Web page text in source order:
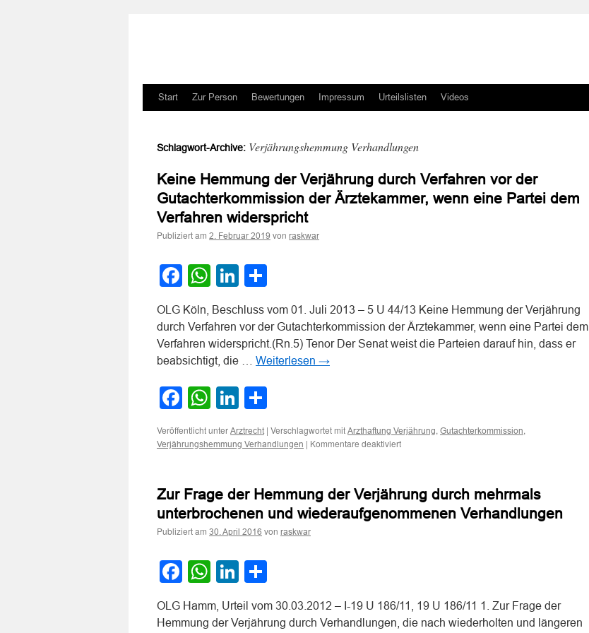
Zum
springen
Start Zur Person Bewertungen Impressum Urteilslisten Videos
Schlagwort-Archive: Verjährungshemmung Verhandlungen
Keine Hemmung der Verjährung durch Verfahren vor der
Gutachterkommission der Ärztekammer, wenn eine Partei dem
Verfahren widerspricht
Publiziert am 2. Februar 2019 von raskwar
Facebook
WhatsApp
LinkedIn
OLG Köln, Beschluss vom 01. Juli 2013 – 5 U 44/13 Keine Hemmung der Verjährung
durch Verfahren vor der Gutachterkommission der Ärztekammer, wenn eine Partei dem
Verfahren widerspricht.(Rn.5) Tenor Der Senat weist die Parteien darauf hin, dass er
beabsichtigt, die … Weiterlesen →
Facebook
WhatsApp
LinkedIn
Veröffentlicht unter Arztrecht | Verschlagwortet mit Arzthaftung Verjährung, Gutachterkommission,
Verjährungshemmung Verhandlungen | Kommentare deaktiviertfür
Verjährung
durch
Verfahren
eine
Partei
Zur Frage der Hemmung der Verjährung durch mehrmals
unterbrochenen und wiederaufgenommenen Verhandlungen
Publiziert am 30. April 2016 von raskwar
Facebook
WhatsApp
LinkedIn
OLG Hamm, Urteil vom 30.03.2012 – I-19 U 186/11, 19 U 186/11 1. Zur Frage der
Hemmung der Verjährung durch Verhandlungen, die nach wiederholten und längeren